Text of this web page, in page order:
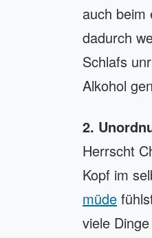
auch beim
dadurch
Schlafs
Alkohol
2.
Herrscht
Kopf im
müde
viele